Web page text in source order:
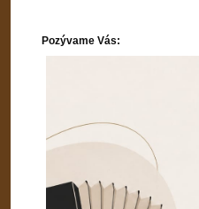
Pozývame Vás: